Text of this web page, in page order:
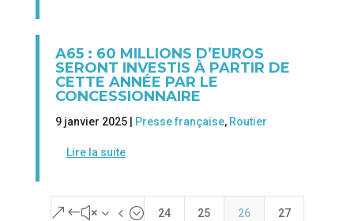
A65 : 60 MILLIONS D’EUROS
SERONT INVESTIS À PARTIR DE
CETTE ANNÉE PAR LE
CONCESSIONNAIRE
9 janvier 2025 | Presse française, Routier
Lire la suite
&#x34; 24 25 26 27